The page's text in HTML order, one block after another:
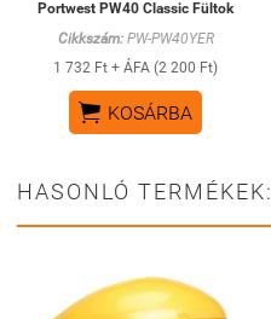
Portwest PW40 Classic Fültok
Cikkszám:PW-PW40YER
1 732 Ft + ÁFA (2 200 Ft)
 KOSÁRBA
HASONLÓ TERMÉKEK: